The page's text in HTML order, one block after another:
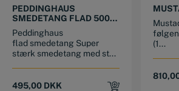
PEDDINGHAUS
SMEDETANG FLAD 500
MM
Peddinghaus
flad smedetang Super
stærk smedetang med st...
495,00 DKK
(1...